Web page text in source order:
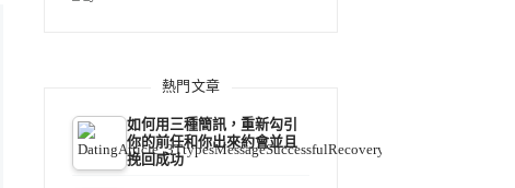
熱門文章
如何用三種簡訊，重新勾引
你的前任和你出來約會並且
挽回成功